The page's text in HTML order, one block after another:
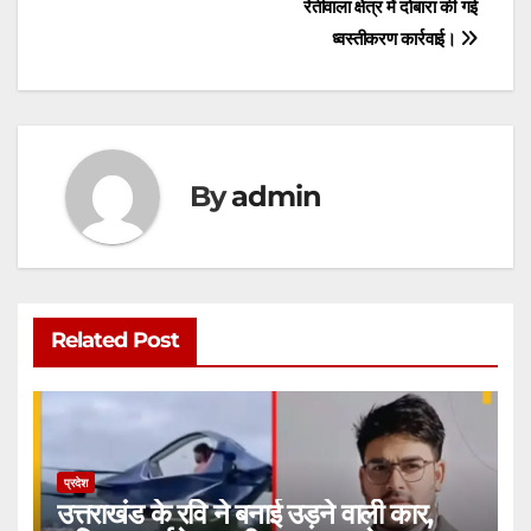
g
रेतीवाला क्षेत्र में दोबारा की गई
ध्वस्तीकरण कार्रवाई।
Byadmin
Related Post
प्रदेश
उत्तराखंड के रवि ने बनाई उड़ने वाली कार,